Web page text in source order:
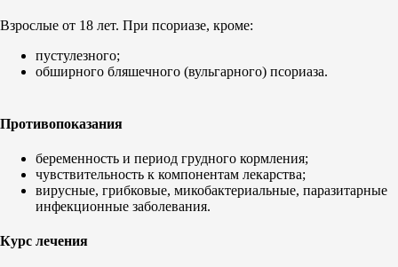
Взрослые от 18 лет. При псориазе, кроме:
пустулезного;
обширного бляшечного (вульгарного) псориаза.
Противопоказания
беременность и период грудного кормления;
чувствительность к компонентам лекарства;
вирусные, грибковые, микобактериальные, паразитарные
инфекционные заболевания.
Курс лечения